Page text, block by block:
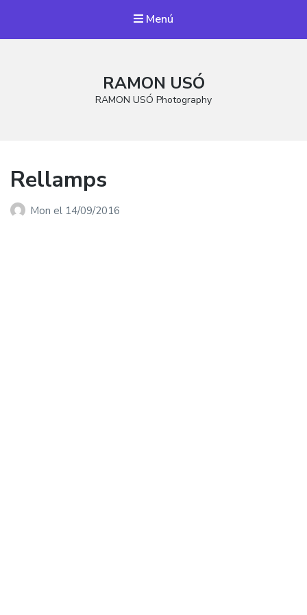
Menú
RAMON USÓ
RAMON USÓ Photography
Rellamps
Mon el 14/09/2016